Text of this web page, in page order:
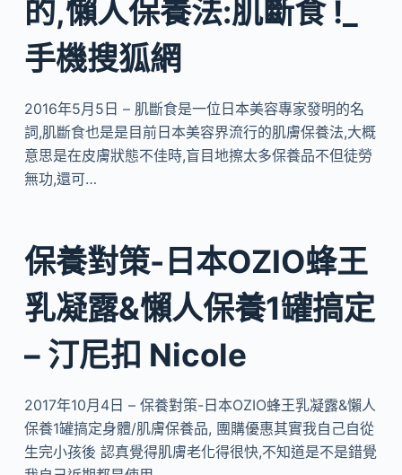
的,懶人保養法:肌斷食 !_
手機搜狐網
2016年5月5日 – 肌斷食是一位日本美容專家發明的名
詞,肌斷食也是是目前日本美容界流行的肌膚保養法,大概
意思是在皮膚狀態不佳時,盲目地擦太多保養品不但徒勞
無功,還可…
保養對策-日本OZIO蜂王
乳凝露&懶人保養1罐搞定
– 汀尼扣 Nicole
2017年10月4日 – 保養對策-日本OZIO蜂王乳凝露&懶人
保養1罐搞定身體/肌膚保養品, 團購優惠其實我自己自從
生完小孩後 認真覺得肌膚老化得很快,不知道是不是錯覺